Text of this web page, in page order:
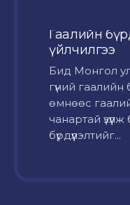
Гаалийн
үйлчилгээ
Бид Монгол
гүний
өмнөөс
чанартай
бүрдүүлэлтийг...